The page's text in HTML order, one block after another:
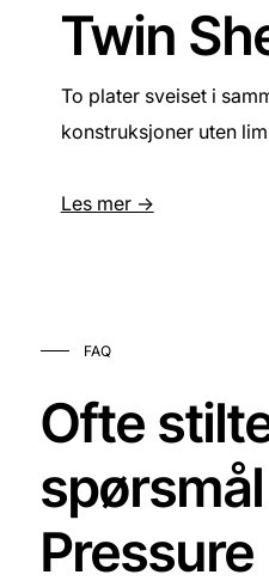
Twin
To plater sveiset i
konstruksjoner uten
Les mer ->
FAQ
Ofte
Pressure